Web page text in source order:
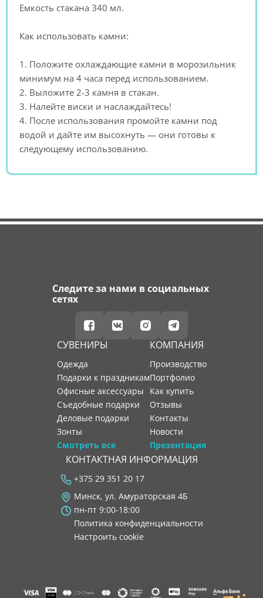
Емкость стакана 340 мл.
Как использовать камни:
1. Положите охлаждающие камни в морозильник
минимум на 4 часа перед использованием.
2. Выложите 2-3 камня в стакан.
3. Налейте виски и наслаждайтесь!
4. После использования промойте камни под
водой и дайте им высохнуть — они готовы к
следующему использованию.
Следите за нами в социальных
сетях
СУВЕНИРЫ
Одежда
Подарки к праздникам
Офисные аксессуары
Съедобные подарки
Деловые подарки
Зонты
Смотреть все
КОМПАНИЯ
производство
портфолио
как купить
отзывы
контакты
новости
Презентация
КОНТАКТНАЯ ИНФОРМАЦИЯ
+375 29 351 20 17
Минск, ул. Амураторская 4Б
пн-пт 9:00-18:00
Политика конфиденциальности
Настроить cookie